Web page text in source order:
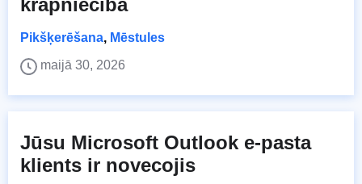
krāpniecība
Pikšķerēšana, Mēstules
maijā 30, 2026
Jūsu Microsoft Outlook e-pasta
klients ir novecojis